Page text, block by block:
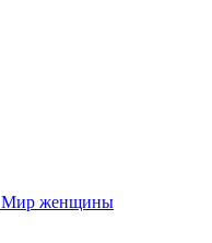
Мир женщины